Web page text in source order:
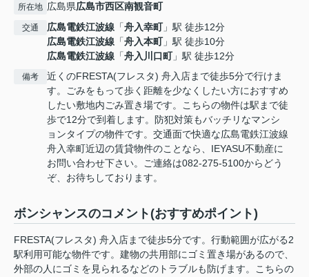
所在地 広島県広島市西区南観音町
交通 広島電鉄江波線 「舟入幸町」駅 徒歩12分
広島電鉄江波線 「舟入本町」駅 徒歩10分
広島電鉄江波線 「舟入川口町」駅 徒歩12分
備考
近くのFRESTA(フレスタ) 舟入店まで徒歩5分で行けま
す。ごみをもって歩く距離を少なくしたい方におすすめ
したい敷地内ごみ置き場です。こちらの物件は駅まで徒
歩で12分で到着します。防犯対策もバッチリなマンシ
ョンタイプの物件です。交通面で快適な広島電鉄江波線
舟入幸町近辺の賃貸物件のことなら、IEYASU不動産に
お問い合わせ下さい。ご連絡は082-275-5100からどう
ぞ、お待ちしております。
ボンシャンスのコメント(おすすめポイント)
FRESTA(フレスタ) 舟入店まで徒歩5分です。行動範囲が広がる2
駅利用可能な物件です。建物の共用部にゴミ置き場があるので、
外部の人にゴミを見られるなどのトラブルも防げます。こちらの